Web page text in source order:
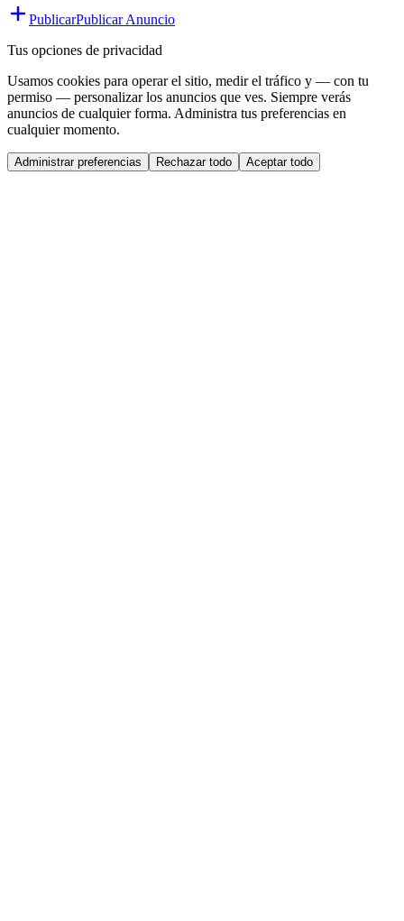
PublicarPublicar Anuncio
Tus opciones de privacidad
Usamos cookies para operar el sitio, medir el tráfico y — con tu
permiso — personalizar los anuncios que ves. Siempre verás
anuncios de cualquier forma. Administra tus preferencias en
cualquier momento.
Administrar preferencias Rechazar todo Aceptar todo